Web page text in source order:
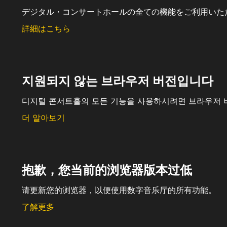
デジタル・コンサートホールの全ての機能をご利用い
詳細はこちら
지원되지 않는 브라우저 버전입니다
디지털 콘서트홀의 모든 기능을 사용하시려면 브라우저
더 알아보기
抱歉，您当前的浏览器版本过低
请更新您的浏览器，以便使用数字音乐厅的所有功能。
了解更多